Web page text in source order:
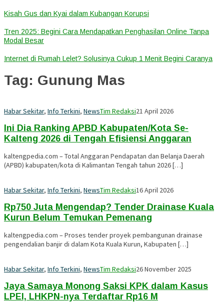
Kisah Gus dan Kyai dalam Kubangan Korupsi
Tren 2025: Begini Cara Mendapatkan Penghasilan Online Tanpa
Modal Besar
Internet di Rumah Lelet? Solusinya Cukup 1 Menit Begini Caranya
Tag: Gunung Mas
Habar Sekitar, Info Terkini, NewsTim Redaksi21 April 2026
Ini Dia Ranking APBD Kabupaten/Kota Se-
Kalteng 2026 di Tengah Efisiensi Anggaran
kaltengpedia.com – Total Anggaran Pendapatan dan Belanja Daerah
(APBD) kabupaten/kota di Kalimantan Tengah tahun 2026 […]
Habar Sekitar, Info Terkini, NewsTim Redaksi16 April 2026
Rp750 Juta Mengendap? Tender Drainase Kuala
Kurun Belum Temukan Pemenang
kaltengpedia.com – Proses tender proyek pembangunan drainase
pengendalian banjir di dalam Kota Kuala Kurun, Kabupaten […]
Habar Sekitar, Info Terkini, NewsTim Redaksi26 November 2025
Jaya Samaya Monong Saksi KPK dalam Kasus
LPEI, LHKPN-nya Terdaftar Rp16 M